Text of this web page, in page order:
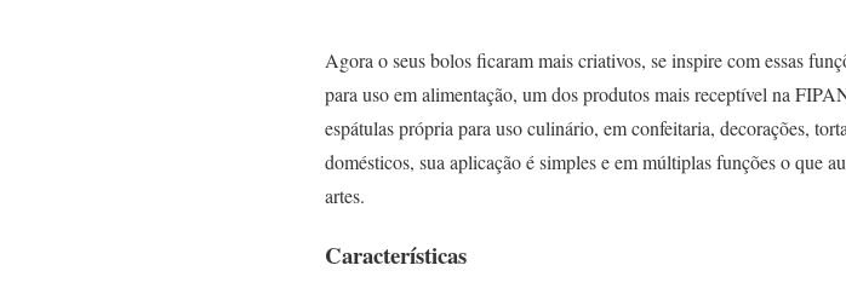
Agora o seus bolos ficaram mais criativos, se inspire com essas
para uso em alimentação, um dos produtos mais receptível na
espátulas própria para uso culinário, em confeitaria, decorações,
domésticos, sua aplicação é simples e em múltiplas funções o que
artes.
Características